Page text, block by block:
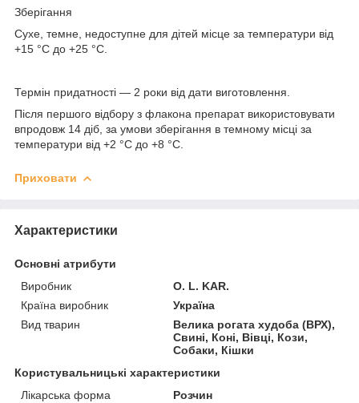
Зберігання
Сухе, темне, недоступне для дітей місце за температури від
+15 °C до +25 °C.
Термін придатності — 2 роки від дати виготовлення.
Після першого відбору з флакона препарат використовувати
впродовж 14 діб, за умови зберігання в темному місці за
температури від +2 °C до +8 °C.
Приховати
Характеристики
Основні атрибути
Виробник
O. L. KAR.
Країна виробник
Україна
Вид тварин
Велика рогата худоба (ВРХ),
Свині, Коні, Вівці, Кози,
Собаки, Кішки
Користувальницькі характеристики
Лікарська форма
Розчин